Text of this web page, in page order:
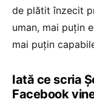
de plătit înzecit
uman, mai puțin
mai puțin
Iată ce scria
Facebook